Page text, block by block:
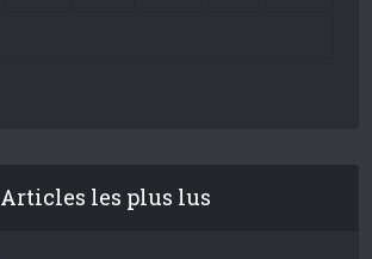
Articles les plus lus